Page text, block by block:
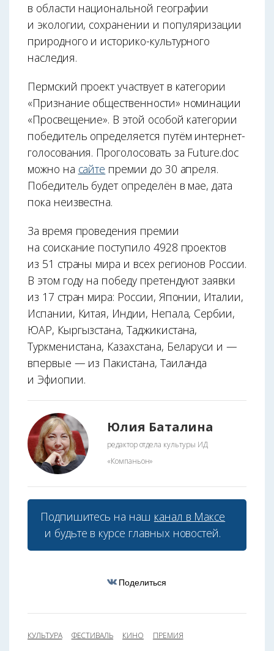
в области национальной географии
и экологии, сохранении и популяризации
природного и историко-культурного
наследия.
Пермский проект участвует в категории
«Признание общественности» номинации
«Просвещение». В этой особой категории
победитель определяется путём интернет-
голосования. Проголосовать за Future.doc
можно на сайте премии до 30 апреля.
Победитель будет определён в мае, дата
пока неизвестна.
За время проведения премии
на соискание поступило 4928 проектов
из 51 страны мира и всех регионов России.
В этом году на победу претендуют заявки
из 17 стран мира: России, Японии, Италии,
Испании, Китая, Индии, Непала, Сербии,
ЮАР, Кыргызстана, Таджикистана,
Туркменистана, Казахстана, Беларуси и —
впервые — из Пакистана, Таиланда
и Эфиопии.
Юлия Баталина
редактор отдела культуры ИД
«Компаньон»
Подпишитесь на наш канал в Максе
и будьте в курсе главных новостей.
Поделиться
КУЛЬТУРА ФЕСТИВАЛЬ КИНО ПРЕМИЯ